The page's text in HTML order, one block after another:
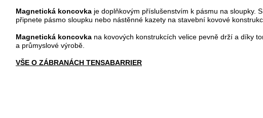
Magnetická koncovka je doplňkovým příslušenstvím k pásmu na sloupky. S
připnete pásmo sloupku nebo nástěnné kazety na stavební kovové
Magnetická koncovka na kovových konstrukcích velice pevně drží a díky
a průmyslové výrobě.
VŠE O ZÁBRANÁCH TENSABARRIER